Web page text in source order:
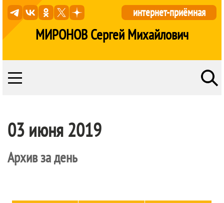
МИРОНОВ Сергей Михайлович
интернет-приёмная
03 июня 2019
Архив за день